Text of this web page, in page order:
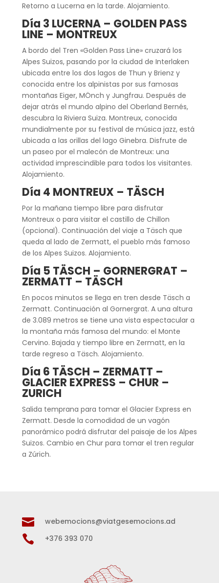
Retorno a Lucerna en la tarde. Alojamiento.
Día 3 LUCERNA – GOLDEN PASS
LINE – MONTREUX
A bordo del Tren «Golden Pass Line» cruzará los
Alpes Suizos, pasando por la ciudad de Interlaken
ubicada entre los dos lagos de Thun y Brienz y
conocida entre los alpinistas por sus famosas
montañas Eiger, MÖnch y Jungfrau. Después de
dejar atrás el mundo alpino del Oberland Bernés,
descubra la Riviera Suiza. Montreux, conocida
mundialmente por su festival de música jazz, está
ubicada a las orillas del lago Ginebra. Disfrute de
un paseo por el malecón de Montreux: una
actividad imprescindible para todos los visitantes.
Alojamiento.
Día 4 MONTREUX – TÄSCH
Por la mañana tiempo libre para disfrutar
Montreux o para visitar el castillo de Chillon
(opcional). Continuación del viaje a Täsch que
queda al lado de Zermatt, el pueblo más famoso
de los Alpes Suizos. Alojamiento.
Día 5 TÄSCH – GORNERGRAT –
ZERMATT – TÄSCH
En pocos minutos se llega en tren desde Täsch a
Zermatt. Continuación al Gornergrat. A una altura
de 3.089 metros se tiene una vista espectacular a
la montaña más famosa del mundo: el Monte
Cervino. Bajada y tiempo libre en Zermatt, en la
tarde regreso a Täsch. Alojamiento.
Día 6 TÄSCH – ZERMATT –
GLACIER EXPRESS – CHUR –
ZURICH
Salida temprana para tomar el Glacier Express en
Zermatt. Desde la comodidad de un vagón
panorámico podrá disfrutar del paisaje de los Alpes
Suizos. Cambio en Chur para tomar el tren regular
a Zúrich.
 webemocions@viatgesemocions.ad
 +376 393 070